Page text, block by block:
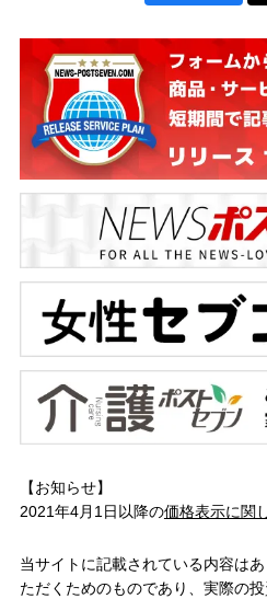
【お知らせ】
2021年4月1日以降の価格表示に関
当サイトに記載されている内容は
ただくためのものであり、実際の